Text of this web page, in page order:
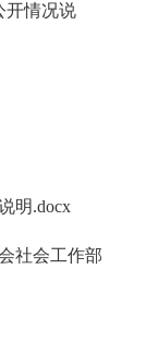
开情况说
明.docx
社会工作部